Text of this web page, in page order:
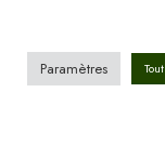
custom_padding=
Paramètres